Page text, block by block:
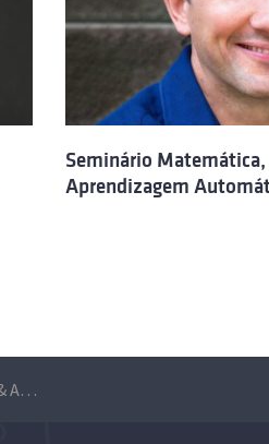
Seminário Matemática,
Aprendizagem
Seminário Matemática, Física & Aprendizagem Automática – Simon S. Du